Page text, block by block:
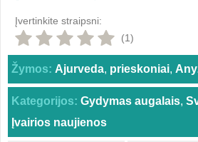
Įvertinkite straipsni:
(1)
Žymos: Ajurveda, prieskoniai,
Kategorijos: Gydymas augalais,
Įvairios naujienos